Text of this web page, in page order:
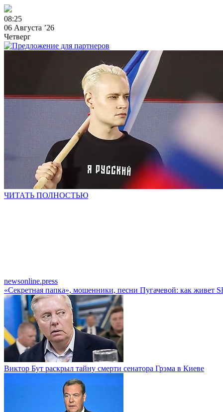
08:25
06 Августа ’26
Четверг
ЧИТАТЬ ПОЛНОСТЬЮ
newsonline.press
«Секретная папка», мошенники, песни Пугачевой: как живет
Виктор Бут раскрыл тайну смерти сенатора Грэма в Киеве